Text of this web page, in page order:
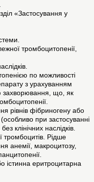
«Застосування у
тромбоцитопенії,
по можливості
з урахуванням
захворювання, що, як
рівнів фібриногену або
при застосуванні
клінічних наслідків.
тромбоцитів. Рідше
анемії, макроцитозу,
істинна еритроцитарна